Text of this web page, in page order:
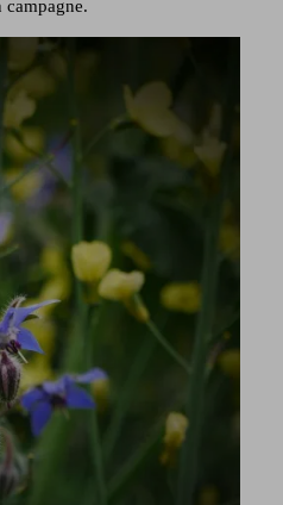
campagne.